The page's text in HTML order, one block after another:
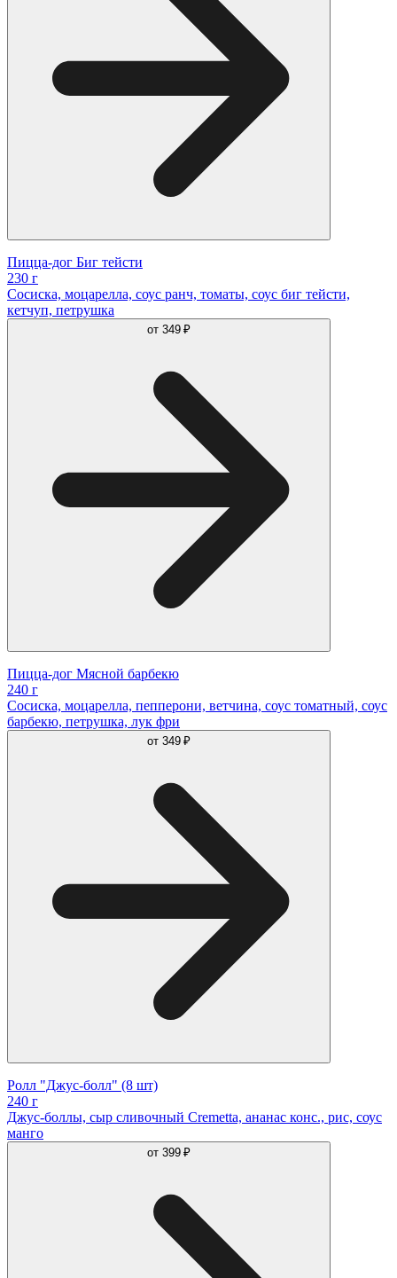
Пицца-дог Биг тейсти
230 г
Сосиcка, моцарелла, соус ранч, томаты, соус биг тейсти,
кетчуп, петрушка
от 349 ₽
Пицца-дог Мясной барбекю
240 г
Сосиcка, моцарелла, пепперони, ветчина, соус томатный, соус
барбекю, петрушка, лук фри
от 349 ₽
Ролл "Джус-болл" (8 шт)
240 г
Джус-боллы, сыр сливочный Cremetta, ананас конс., рис, соус
манго
от 399 ₽